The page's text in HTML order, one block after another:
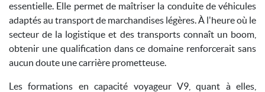
essentielle. Elle permet de maîtriser la conduite de véhicules
adaptés au transport de marchandises légères. À l'heure où le
secteur de la logistique et des transports connaît un boom,
obtenir une qualification dans ce domaine renforcerait sans
aucun doute une carrière prometteuse.
Les formations en capacité voyageur V9, quant à elles,